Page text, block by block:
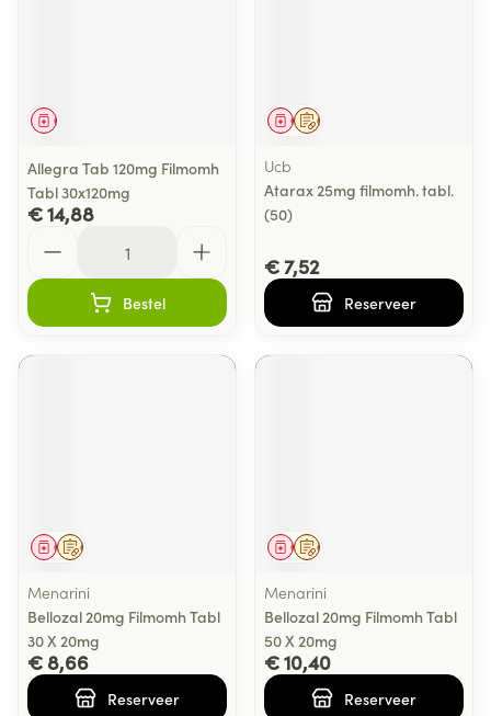
Geneesmiddel
Allegra Tab 120mg Filmomh
Tabl 30x120mg
€ 14,88
Bestel
Op voorschrift
Geneesmiddel
Ucb
Atarax 25mg filmomh. tabl.
(50)
€ 7,52
Reserveer
Op voorschrift
Geneesmiddel
Menarini
Bellozal 20mg Filmomh Tabl
30 X 20mg
€ 8,66
Reserveer
Op voorschrift
Geneesmiddel
Menarini
Bellozal 20mg Filmomh Tabl
50 X 20mg
€ 10,40
Reserveer